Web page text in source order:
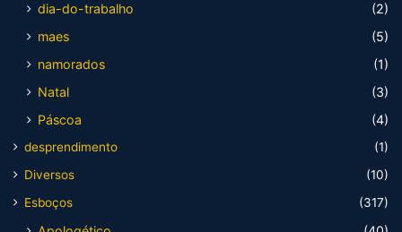
dia-do-trabalho
(2)
maes
(5)
namorados
(1)
Natal
(3)
Páscoa
(4)
desprendimento
(1)
Diversos
(10)
Esboços
(317)